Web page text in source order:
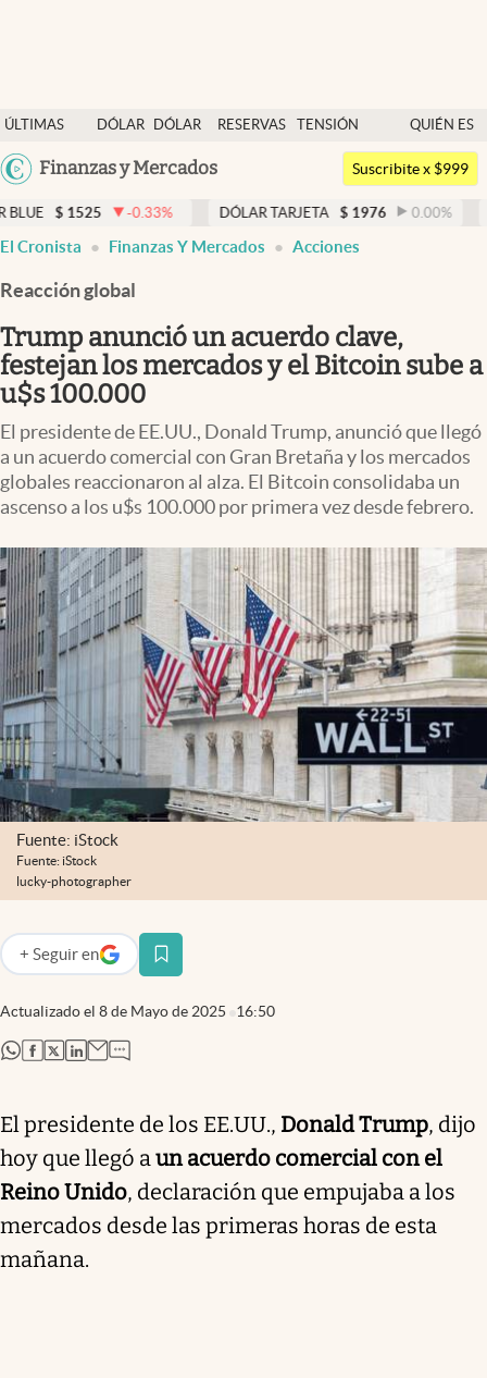
ÚLTIMAS
NOTICIAS
DÓLAR
DÓLAR
RESERVAS
TENSIÓN
GEOPOLÍTICA
QUIÉN ES
QUIÉN
Argentina
Finanzas y Mercados
Dólar
Members
Economía y Política
Finanzas y Mercados
Mercados Online
Negocios
Columnistas
Apertura
Infotechnology
Clima
Mundial 2026
Eventos Corporativos
El Cronista Studio
Mediakit
abre en nueva pestaña
Argentina
Suscribite x $999
-0.33% DÓLAR TARJETA $ 1976 0.00 % DÓLAR MEP
El Cronista Finanzas Y Mercados Acciones
Reacción global
Trump anunció un acuerdo clave,
festejan los mercados y el Bitcoin sube a
u$s 100.000
El presidente de EE.UU., Donald Trump, anunció que llegó
a un acuerdo comercial con Gran Bretaña y los mercados
globales reaccionaron al alza. El Bitcoin consolidaba un
ascenso a los u$s 100.000 por primera vez desde febrero.
Fuente: iStock
Fuente: iStock
lucky-photographer
Actualizado el 8 de Mayo de 2025 16:50
+ Seguir en
abre en nueva pestaña
abre en nueva pestaña
abre en nueva pestaña
abre en nueva pestaña
abre en nueva pestaña
El presidente de los EE.UU., Donald Trump, dijo
hoy que llegó aun acuerdo comercial con el
Reino Unido, declaración que empujaba a los
mercados desde las primeras horas de esta
mañana.